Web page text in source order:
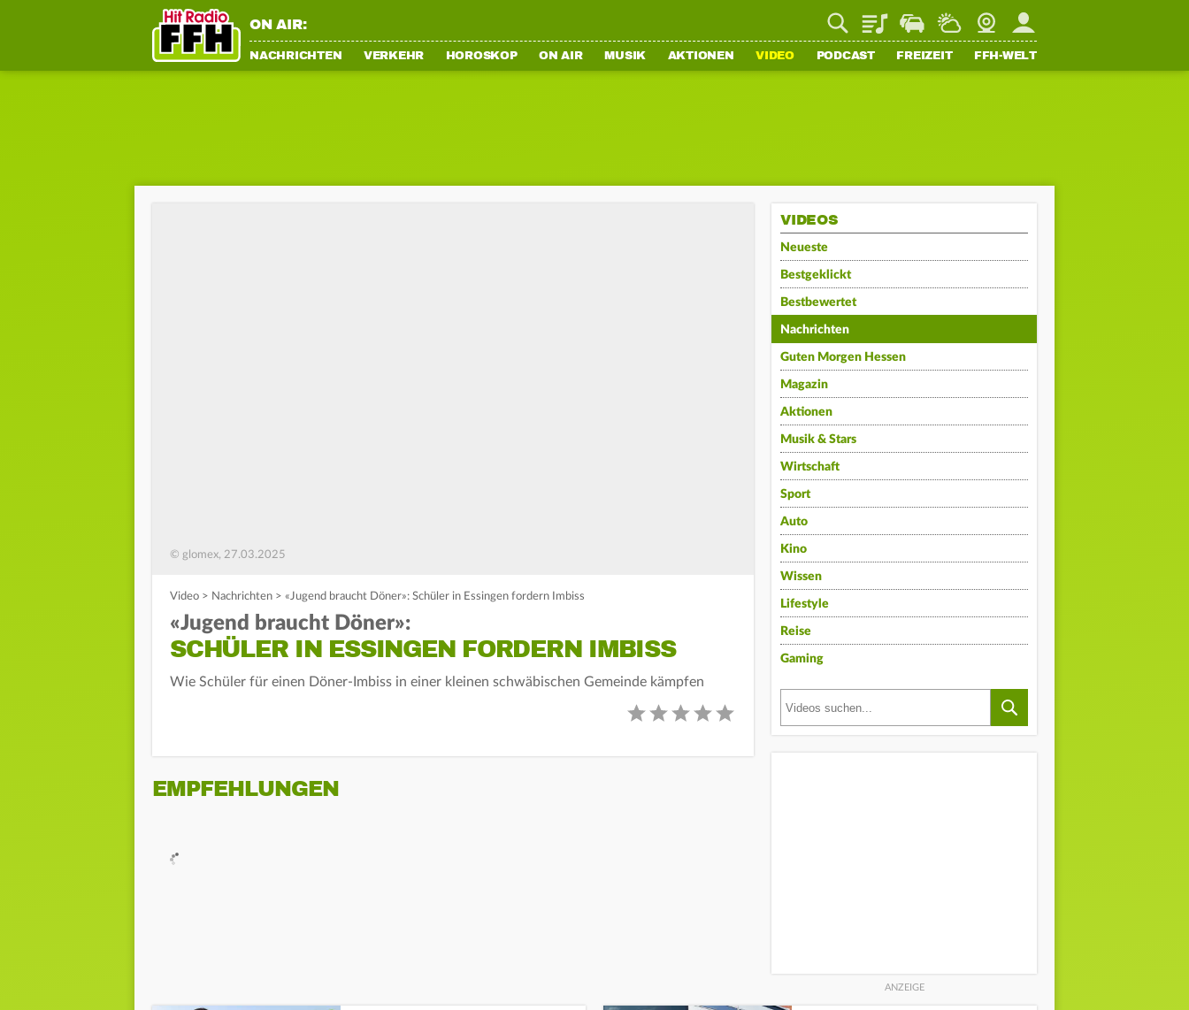
ON AIR: PlaylistStaupilotWetterWebcamMein FFH
NACHRICHTEN VERKEHR HOROSKOP ON AIR MUSIK AKTIONEN VIDEO PODCAST FREIZEIT FFH-WELT
© glomex, 27.03.2025
Video > Nachrichten > «Jugend braucht Döner»: Schüler in Essingen fordern Imbiss
«Jugend braucht Döner»:
SCHÜLER IN ESSINGEN FORDERN IMBISS
Wie Schüler für einen Döner-Imbiss in einer kleinen schwäbischen Gemeinde kämpfen
EMPFEHLUNGEN
VIDEOS
Neueste
Bestgeklickt
Bestbewertet
Nachrichten
Guten Morgen Hessen
Magazin
Aktionen
Musik & Stars
Wirtschaft
Sport
Auto
Kino
Wissen
Lifestyle
Reise
Gaming